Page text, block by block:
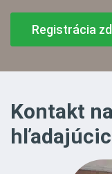
Registrácia
Kontakt